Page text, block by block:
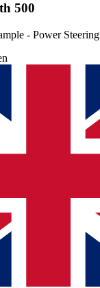
500
- Power Steering